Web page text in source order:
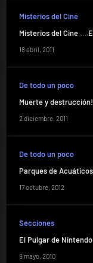
Misterios del Cine
Misterios del
18 abril, 2011
De todo un poco
Muerte y
2 diciembre, 2011
De todo un poco
Parques de
17 octubre, 2012
Secciones
El Pulgar de Nintendo
9 mayo, 2010